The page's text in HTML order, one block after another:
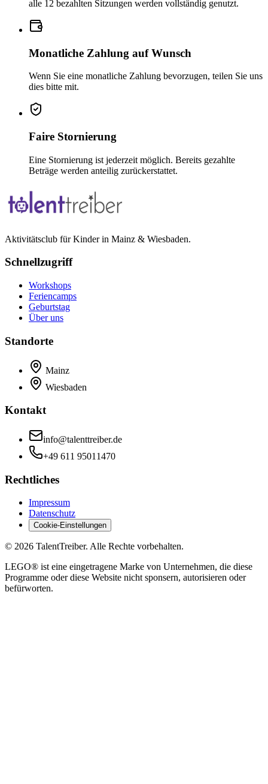
alle 12 bezahlten Sitzungen werden vollständig genutzt.
Monatliche Zahlung auf Wunsch
Wenn Sie eine monatliche Zahlung bevorzugen, teilen Sie uns
dies bitte mit.
Faire Stornierung
Eine Stornierung ist jederzeit möglich. Bereits gezahlte
Beträge werden anteilig zurückerstattet.
Aktivitätsclub für Kinder in Mainz & Wiesbaden.
Schnellzugriff
Workshops
Feriencamps
Geburtstag
Über uns
Standorte
Mainz
Wiesbaden
Kontakt
info@talenttreiber.de
+49 611 95011470
Rechtliches
Impressum
Datenschutz
Cookie-Einstellungen
© 2026 TalentTreiber. Alle Rechte vorbehalten.
LEGO® ist eine eingetragene Marke von Unternehmen, die diese
Programme oder diese Website nicht sponsern, autorisieren oder
befürworten.